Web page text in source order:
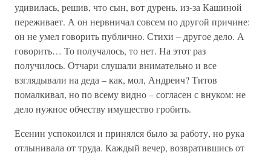
удивилась, решив, что сын, вот дурень, из-за Кашиной
переживает. А он нервничал совсем по другой причине:
он не умел говорить публично. Стихи – другое дело. А
говорить… То получалось, то нет. На этот раз
получилось. Отчари слушали внимательно и все
взглядывали на деда – как, мол, Андреич? Титов
помалкивал, но по всему видно – согласен с внуком: не
дело нужное обчеству имущество гробить.
Есенин успокоился и принялся было за работу, но рука
отлынивала от труда. Каждый вечер, возвратившись от